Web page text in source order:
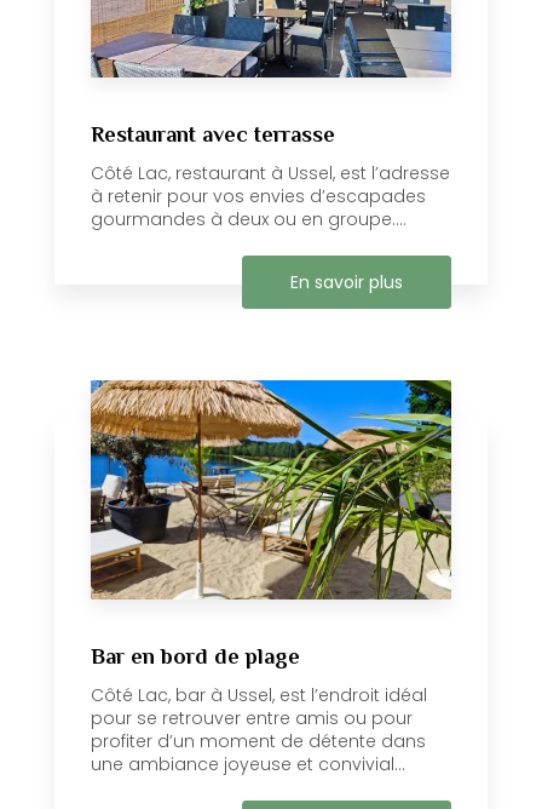
Restaurant avec terrasse
Côté Lac, restaurant à Ussel, est l’adresse
à retenir pour vos envies d’escapades
gourmandes à deux ou en groupe....
En savoir plus
Bar en bord de plage
Côté Lac, bar à Ussel, est l’endroit idéal
pour se retrouver entre amis ou pour
profiter d’un moment de détente dans
une ambiance joyeuse et convivial...